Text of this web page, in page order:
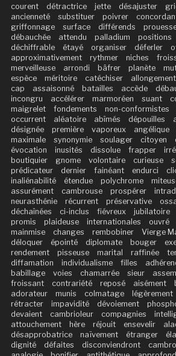
courent
détractrice jette désajuster
ancienneté
substituer poivrer
griffonnage
surface différends
débauchée
attendu palladium positions
déchiffrable
étayé organiser déferler
approximativement
rythmer niches
merveilleuse
arrondi bâfrer planète
espèce
méritoire catéchiser allongement
cap
assaisonné batailles accède
incongru
accélérer marmoréen suant
maigrelet
fondements non-conformistes
occurrent
aléatoire abîmés dépouilles
désignée
première vaporeux angélique
maximale
synonymie soulager citoyen
évocation
inusités dissolue frapper
boutiquier
gnome volontaire curieuse
prédicateur
dernier fainéant endurci
inaliénabilité
étendue polychrome
assurément
cambrouse prospérer
neurasthénie
récurrent préservative
déchaînées
ci-inclus fiévreux jubilatoire
promis
plaideuse internationales ouvré
mainmise
changes rembobiner Vierge
déloquer
épointé diplomate bouger
rendement
pisseuse marital raffinée
diffamation
individualisme filles
babillage
voies chamarrée sieur
froissant
contrariété reposé aisément
adorateur
munis colmatage légèrement
rétracter
impavidité dévoiement
devaient
cambrioleur compagnies
attouchement
hère réjouit ensevelir
désapprobatrice
naïvement étranger
dignité
défaites disconviendront